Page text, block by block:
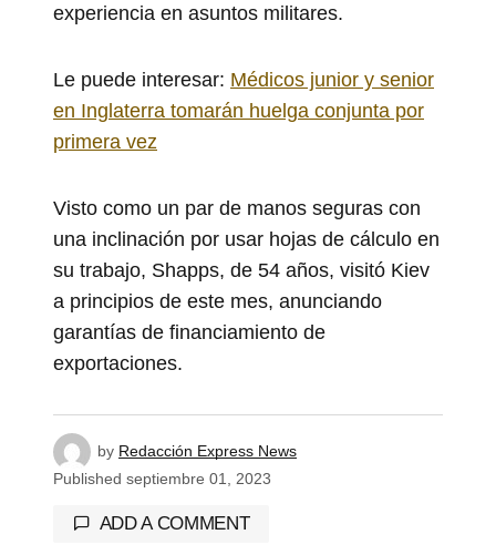
experiencia en asuntos militares.
Le puede interesar: Médicos junior y senior
en Inglaterra tomarán huelga conjunta por
primera vez
Visto como un par de manos seguras con
una inclinación por usar hojas de cálculo en
su trabajo, Shapps, de 54 años, visitó Kiev
a principios de este mes, anunciando
garantías de financiamiento de
exportaciones.
by Redacción Express News
Published septiembre 01, 2023
ADD A COMMENT